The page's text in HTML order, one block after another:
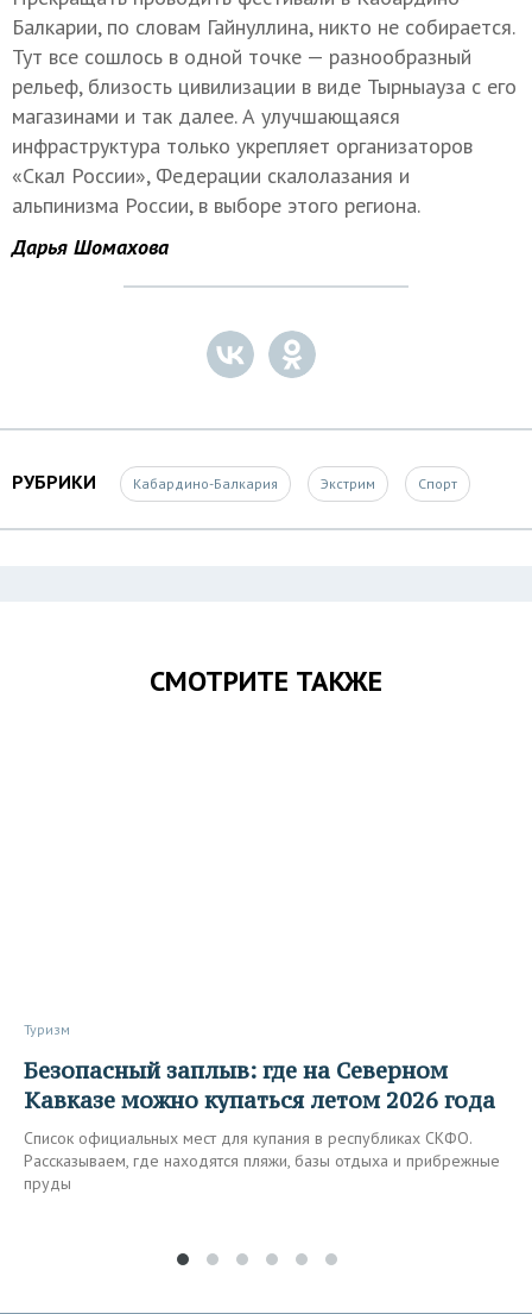
Балкарии, по словам Гайнуллина, никто не собирается.
Тут все сошлось в одной точке — разнообразный
рельеф, близость цивилизации в виде Тырныауза с его
магазинами и так далее. А улучшающаяся
инфраструктура только укрепляет организаторов
«Скал России», Федерации скалолазания и
альпинизма России, в выборе этого региона.
Дарья Шомахова
РУБРИКИ Кабардино-Балкария Экстрим Спорт
СМОТРИТЕ ТАКЖЕ
Туризм
Безопасный заплыв: где на Северном
Кавказе можно купаться летом 2026 года
Список официальных мест для купания в республиках СКФО.
Рассказываем, где находятся пляжи, базы отдыха и прибрежные
пруды